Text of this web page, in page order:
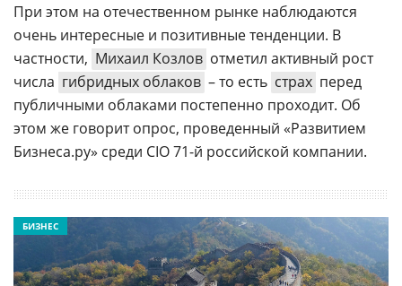
При этом на отечественном рынке наблюдаются
очень интересные и позитивные тенденции. В
частности, Михаил Козлов отметил активный рост
числа гибридных облаков – то есть страх перед
публичными облаками постепенно проходит. Об
этом же говорит опрос, проведенный «Развитием
Бизнеса.ру» среди CIO 71-й российской компании.
БИЗНЕС